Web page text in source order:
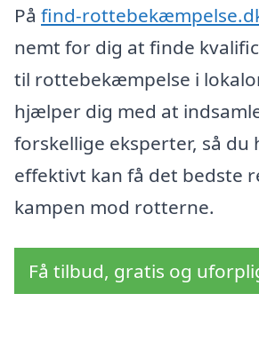
På find-
nemt for dig at finde
til rottebekæmpelse i
hjælper dig med at
forskellige eksperter, så du
effektivt kan få det bedste
kampen mod rotterne.
Få tilbud, gratis og